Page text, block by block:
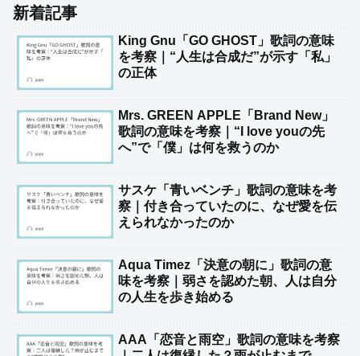
新着記事
King Gnu「GO GHOST」歌詞の意味
を考察｜“人生は合成だ”が示す「私」
の正体
Mrs. GREEN APPLE「Brand New」
歌詞の意味を考察｜“I love youの先
へ”で「僕」は何を救うのか
サスケ「青いベンチ」歌詞の意味を考
察｜付き合っていたのに、なぜ愛を伝
えられなかったのか
Aqua Timez「決意の朝に」歌詞の意
味を考察｜弱さを認めた朝、人は自分
の人生を歩き始める
AAA「恋音と雨空」歌詞の意味を考察